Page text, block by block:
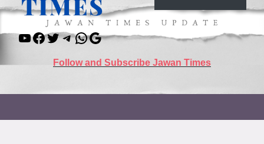
YouTube
Facebook
TwitterTelegram
WhatsApp
Google
Follow and Subscribe Jawan Times